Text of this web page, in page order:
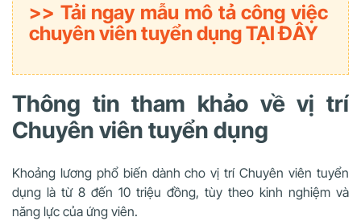
>> Tải ngay mẫu mô tả công việc
chuyên viên tuyển dụng TẠI ĐÂY
Thông tin tham khảo về vị trí
Chuyên viên tuyển dụng
Khoảng lương phổ biến dành cho vị trí Chuyên viên tuyển
dụng là từ 8 đến 10 triệu đồng, tùy theo kinh nghiệm và
năng lực của ứng viên.